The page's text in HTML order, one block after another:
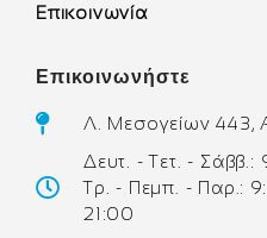
Επικοινωνία
Επικοινωνήστε
Λ. Μεσογείων 443,
Δευτ. - Τετ. - Σάββ.:
Τρ. - Πεμπ. - Παρ.:
21:00